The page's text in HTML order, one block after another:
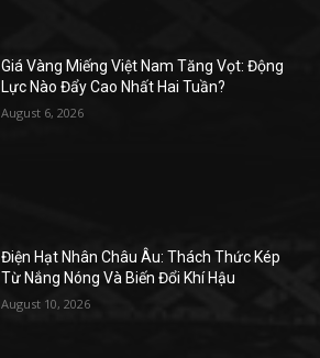
Giá Vàng Miếng Việt Nam Tăng Vọt: Động
Lực Nào Đẩy Cao Nhất Hai Tuần?
August 6, 2026
Điện Hạt Nhân Châu Âu: Thách Thức Kép
Từ Nắng Nóng Và Biến Đổi Khí Hậu
August 10, 2026